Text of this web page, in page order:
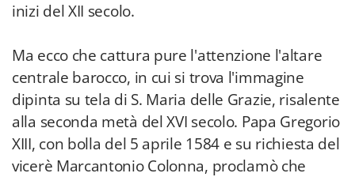
inizi del XII secolo.
Ma ecco che cattura pure l'attenzione l'altare
centrale barocco, in cui si trova l'immagine
dipinta su tela di S. Maria delle Grazie, risalente
alla seconda metà del XVI secolo. Papa Gregorio
XIII, con bolla del 5 aprile 1584 e su richiesta del
vicerè Marcantonio Colonna, proclamò che